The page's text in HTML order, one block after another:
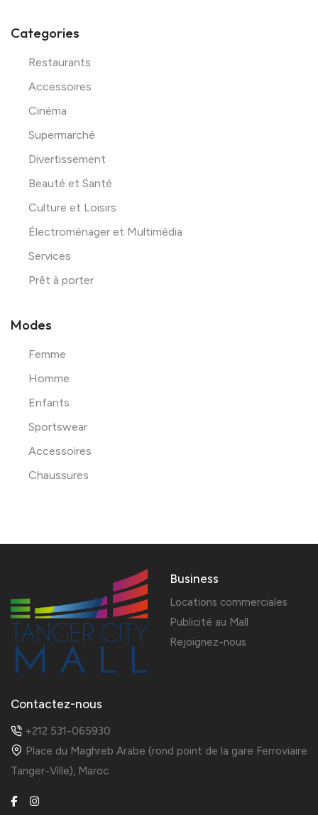
Categories
Restaurants
Accessoires
Cinéma
Supermarché
Divertissement
Beauté et Santé
Culture et Loisirs
Électroménager et Multimédia
Services
Prêt à porter
Modes
Femme
Homme
Enfants
Sportswear
Accessoires
Chaussures
Contactez-nous
+212 531-065930
Place du Maghreb Arabe (rond point de la gare Ferroviaire
Tanger-Ville), Maroc
Business
Locations commerciales
Publicité au Mall
Rejoignez-nous